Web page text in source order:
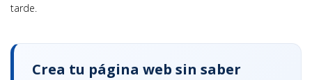
tarde.
Crea tu página web sin saber